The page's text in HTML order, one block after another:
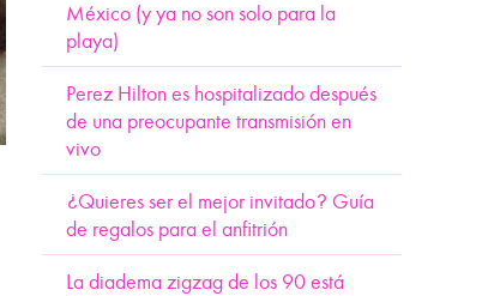
México (y ya no son solo para la
playa)
Perez Hilton es hospitalizado después
de una preocupante transmisión en
vivo
¿Quieres ser el mejor invitado? Guía
de regalos para el anfitrión
La diadema zigzag de los 90 está